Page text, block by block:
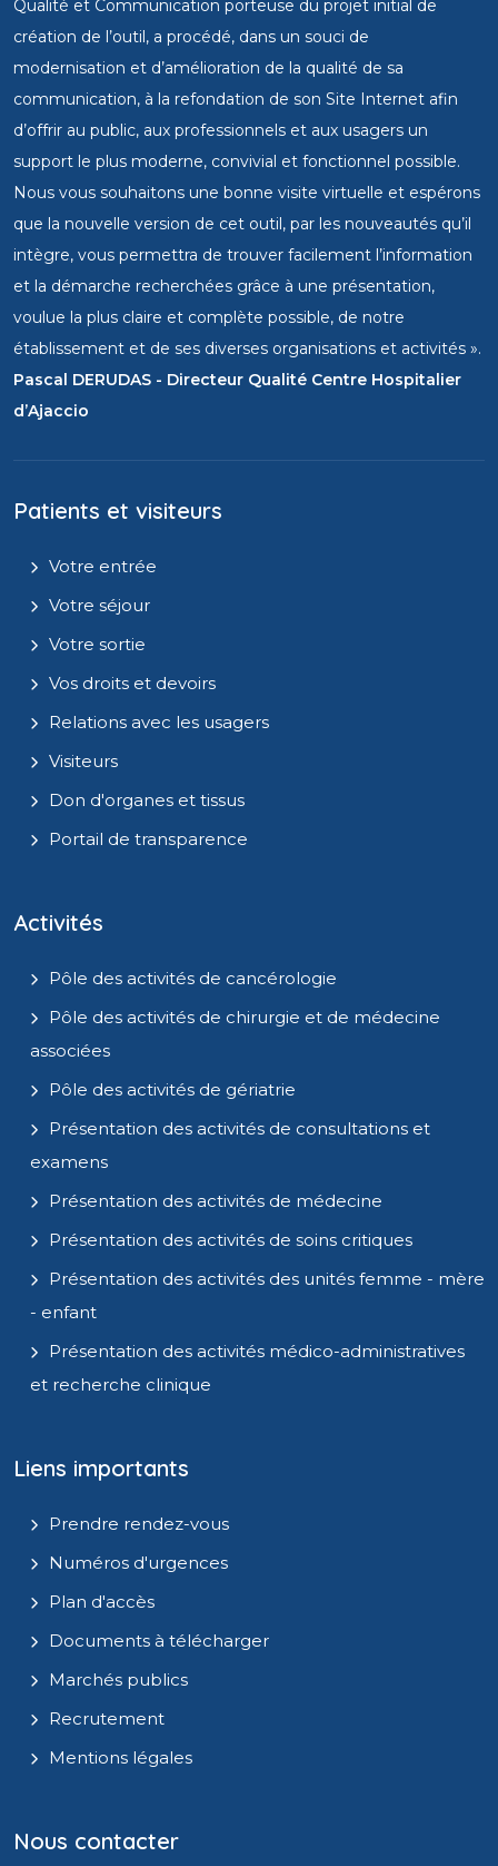
Qualité et Communication porteuse du projet initial de
création de l’outil, a procédé, dans un souci de
modernisation et d’amélioration de la qualité de sa
communication, à la refondation de son Site Internet afin
d’offrir au public, aux professionnels et aux usagers un
support le plus moderne, convivial et fonctionnel possible.
Nous vous souhaitons une bonne visite virtuelle et espérons
que la nouvelle version de cet outil, par les nouveautés qu’il
intègre, vous permettra de trouver facilement l’information
et la démarche recherchées grâce à une présentation,
voulue la plus claire et complète possible, de notre
établissement et de ses diverses organisations et activités ».
Pascal DERUDAS - Directeur Qualité Centre Hospitalier
d’Ajaccio
Patients et visiteurs
Votre entrée
Votre séjour
Votre sortie
Vos droits et devoirs
Relations avec les usagers
Visiteurs
Don d'organes et tissus
Portail de transparence
Activités
Pôle des activités de cancérologie
Pôle des activités de chirurgie et de médecine
associées
Pôle des activités de gériatrie
Présentation des activités de consultations et
examens
Présentation des activités de médecine
Présentation des activités de soins critiques
Présentation des activités des unités femme - mère
- enfant
Présentation des activités médico-administratives
et recherche clinique
Liens importants
Prendre rendez-vous
Numéros d'urgences
Plan d'accès
Documents à télécharger
Marchés publics
Recrutement
Mentions légales
Nous contacter